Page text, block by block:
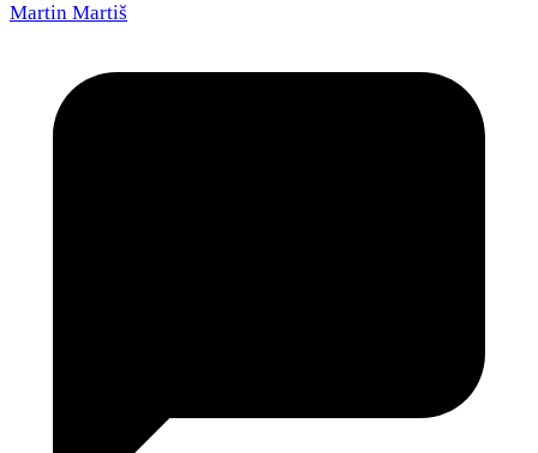
Martin Martiš